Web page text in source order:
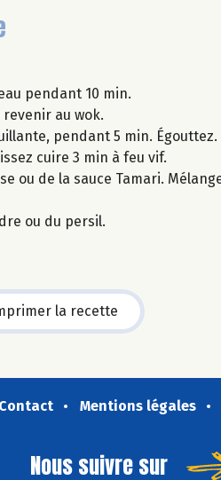
pendant 10 min.
revenir au wok.
pendant 5 min. Égouttez.
cuire 3 min à feu vif.
ou de la sauce Tamari.
ou du persil.
la recette
Contact Mentions légales
Nous suivre sur